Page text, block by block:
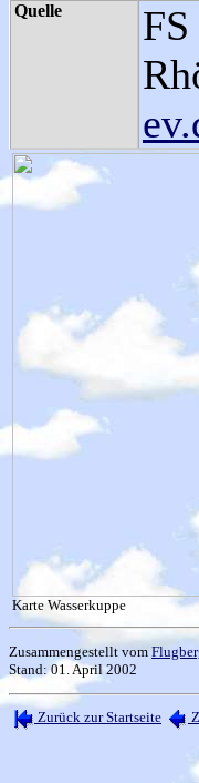
Quelle
Karte Wasserkuppe
Zusammengestellt vom
Stand: 01. April 2002
Zurück zur Startseite